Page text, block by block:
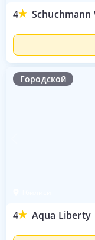
4 Schuchmann
Городской
4 Aqua Liberty